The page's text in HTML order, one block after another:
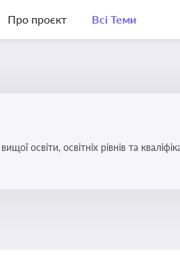
Про проєкт Всі Теми
освіти, освітніх рівнів та